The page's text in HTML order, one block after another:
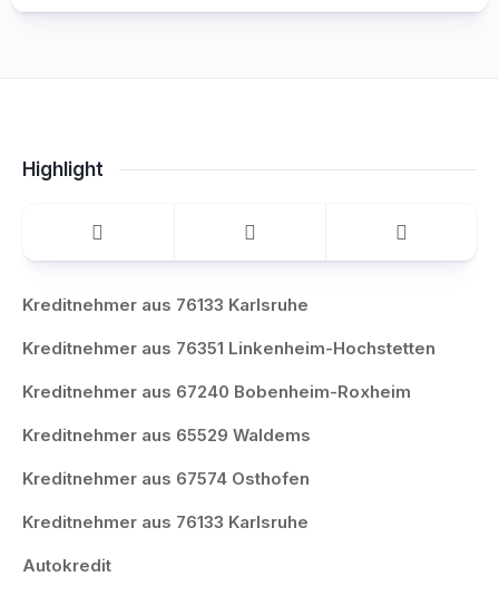
Highlight
Kreditnehmer aus 76133 Karlsruhe
Kreditnehmer aus 76351 Linkenheim-Hochstetten
Kreditnehmer aus 67240 Bobenheim-Roxheim
Kreditnehmer aus 65529 Waldems
Kreditnehmer aus 67574 Osthofen
Kreditnehmer aus 76133 Karlsruhe
Autokredit